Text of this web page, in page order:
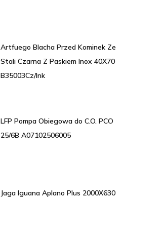
Artfuego Blacha Przed Kominek Ze
Stali Czarna Z Paskiem Inox 40X70
B35003Cz/Ink
LFP Pompa Obiegowa do C.O. PCO
25/6B A07102506005
Jaga Iguana Aplano Plus 2000X630